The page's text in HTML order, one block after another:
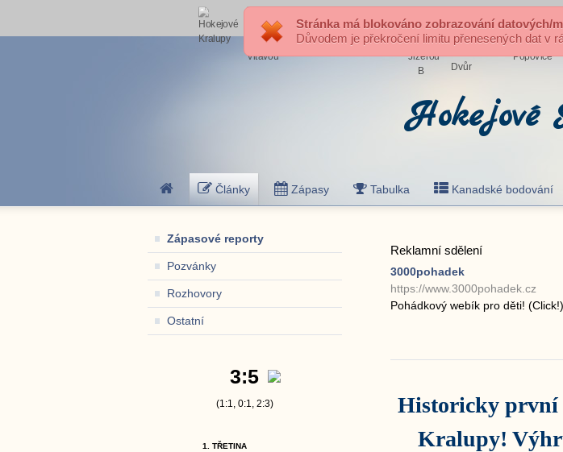
Stránka má blokováno zobrazování datových/
Důvodem je překročení limitu přenesených dat v
Hokejové
Články Zápasy Tabulka Kanadské bodování
Reklamní sdělení
3000pohadek
https://www.3000pohadek.cz
Pohádkový webík pro děti! (Click!)
Historicky první
Kralupy!
Zápasové reporty
Pozvánky
Rozhovory
Ostatní
3:5
(1:1, 0:1, 2:3)
1. TŘETINA